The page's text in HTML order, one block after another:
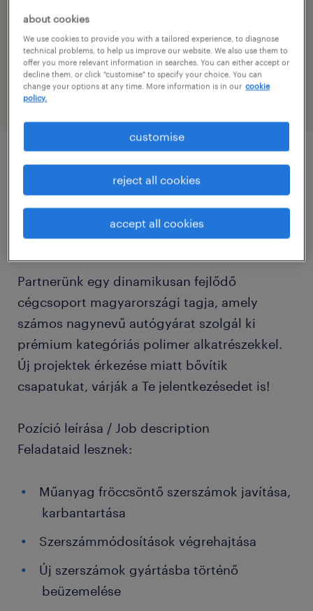
csécsey zsófia
contact email
zsofia.csecsey@randstad.hu
Cégleírás / Organisation/Department
Amit a cégről tudnod érdemes:
Partnerünk egy dinamikusan fejlődő
cégcsoport magyarországi tagja, amely
számos nagynevű autógyárat szolgál ki
prémium kategóriás polimer alkatrészekkel.
Új projektek érkezése miatt bővítik
csapatukat, várják a Te jelentkezésedet is!
Pozíció leírása / Job description
Feladataid lesznek:
Műanyag fröccsöntő szerszámok javítása,
karbantartása
Szerszámmódosítások végrehajtása
Új szerszámok gyártásba történő
beüzemelése
about cookies
We use cookies to provide you with a tailored experience, to diagnose
technical problems, to help us improve our website. We also use them to
offer you more relevant information in searches. You can either accept or
decline them, or click "customise" to specify your choice. You can
change your options at any time. More information is in our cookie
policy.
customise
reject all cookies
accept all cookies